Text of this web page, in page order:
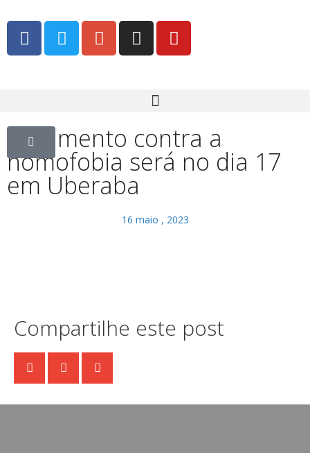
Movimento contra a
homofobia será no dia 17
em Uberaba
16 maio , 2023
Compartilhe este post